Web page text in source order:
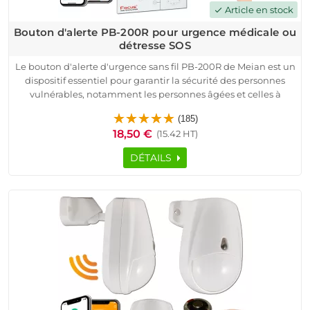
check Article en stock
Bouton d'alerte PB-200R pour urgence médicale ou
détresse SOS
Le bouton d'alerte d'urgence sans fil PB-200R de Meian est un
dispositif essentiel pour garantir la sécurité des personnes
vulnérables, notamment les personnes âgées et celles à
médicale ou d'agression, ce bouton est facile à installer, grâce
à sa connectivité fiable avec la centrale d'alarme.
Il fonctionne sur une fréquence de 433 MHz ou 868 MHz et est
équipé de la technologie anti-piratage pour une protection
sonore ou prévient les contacts enregistrés.
Ce bouton offre une surveillance continue et rassurante, que
ce soit à domicile, dans un appartement ou tout autre espace
nécessitant une protection accrue.
(185)
18,50 € (15.42 HT)
DÉTAILS